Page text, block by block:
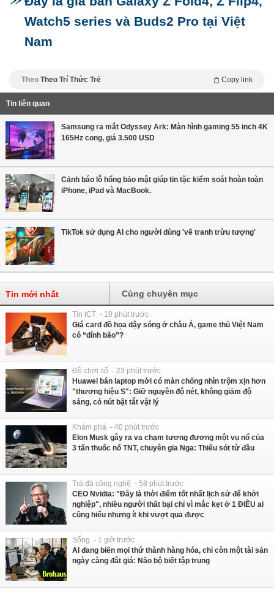
Watch5 series và Buds2 Pro tại Việt
Nam
Theo Theo Trí Thức Trẻ Copy link
Tin liên quan
Samsung ra mắt Odyssey Ark: Màn hình gaming 55 inch 4K
165Hz cong, giá 3.500 USD
Cảnh báo lỗ hổng bảo mật giúp tin tặc kiểm soát hoàn toàn
iPhone, iPad và MacBook.
TikTok sử dụng AI cho người dùng 'vẽ tranh trừu tượng'
Tin mới nhất Cùng chuyên mục
Tin ICT - 10 phút trước
Giá card đồ họa dậy sóng ở châu Á, game thủ Việt Nam
có “dính bão”?
Đồ chơi số - 23 phút trước
Huawei bán laptop mới có màn chống nhìn trộm xịn hơn
"thương hiệu S": Giữ nguyên độ nét, không giảm độ
sáng, có nút bật tắt vật lý
Khám phá - 40 phút trước
Elon Musk gây ra va chạm tương đương một vụ nổ của
3 tấn thuốc nổ TNT, chuyên gia Nga: Thiếu sót từ đầu
Trà đá công nghệ - 58 phút trước
CEO Nvidia: "Đây là thời điểm tốt nhất lịch sử để khởi
nghiệp", nhiều người thất bại chỉ vì mắc kẹt ở 1 ĐIỀU ai
cũng hiểu nhưng ít khi vượt qua được
Sống - 1 giờ trước
AI đang biến mọi thứ thành hàng hóa, chỉ còn một tài sản
ngày càng đắt giá: Não bộ biết tập trung